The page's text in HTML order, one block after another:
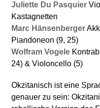
Juliette Du Pasquier
Kastagnetten
Marc Hänsenberger
Piandoneon (9, 25)
Wolfram Vogele
24) & Violoncello (5)
Okzitanisch ist eine
genauer zu sein: